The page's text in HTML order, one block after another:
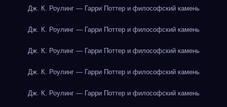
Дж. К. Роулинг — Гарри Поттер и философский камень
Дж. К. Роулинг — Гарри Поттер и философский камень
Дж. К. Роулинг — Гарри Поттер и философский камень
Дж. К. Роулинг — Гарри Поттер и философский камень
Дж. К. Роулинг — Гарри Поттер и философский камень